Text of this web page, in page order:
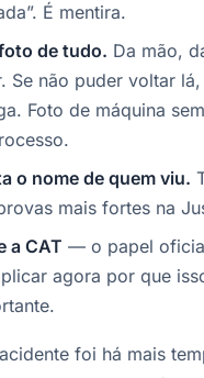
É mentira.
de tudo. Da mão,
Se não puder voltar
Foto de máquina
o nome de quem viu.
mais fortes na
a CAT — o papel
agora por que
foi há mais